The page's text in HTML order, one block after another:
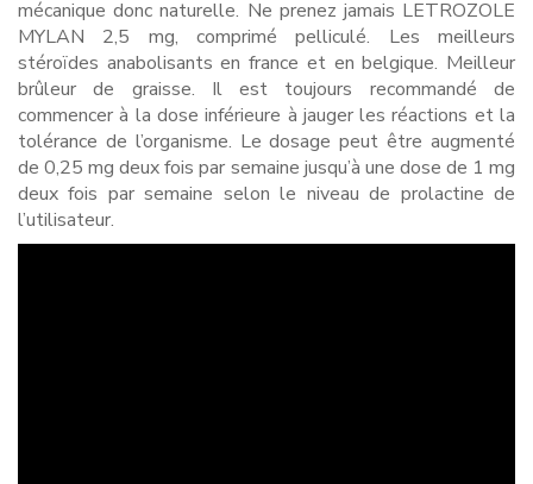
mécanique donc naturelle. Ne prenez jamais LETROZOLE
MYLAN 2,5 mg, comprimé pelliculé. Les meilleurs
stéroïdes anabolisants en france et en belgique. Meilleur
brûleur de graisse. Il est toujours recommandé de
commencer à la dose inférieure à jauger les réactions et la
tolérance de l’organisme. Le dosage peut être augmenté
de 0,25 mg deux fois par semaine jusqu’à une dose de 1 mg
deux fois par semaine selon le niveau de prolactine de
l’utilisateur.